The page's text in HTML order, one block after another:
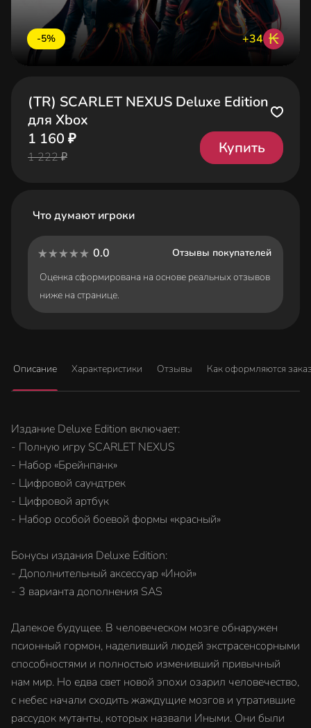
-5% +34 ₭
(TR) SCARLET NEXUS Deluxe Edition
для Xbox
1 160 ₽
1 222 ₽
Купить
Что думают игроки
0.0
Отзывы покупателей
Оценка сформирована на основе реальных отзывов
ниже на странице.
Описание Характеристики Отзывы Как оформляются
Издание Deluxe Edition включает:
- Полную игру SCARLET NEXUS
- Набор «Брейнпанк»
- Цифровой саундтрек
- Цифровой артбук
- Набор особой боевой формы «красный»
Бонусы издания Deluxe Edition:
- Дополнительный аксессуар «Иной»
- 3 варианта дополнения SAS
Далекое будущее. В человеческом мозге обнаружен
псионный гормон, наделивший людей экстрасенсорными
способностями и полностью изменивший привычный
нам мир. Но едва свет новой эпохи озарил человечество,
с небес начали сходить жаждущие мозгов и утратившие
рассудок мутанты, которых назвали Иными. Они были